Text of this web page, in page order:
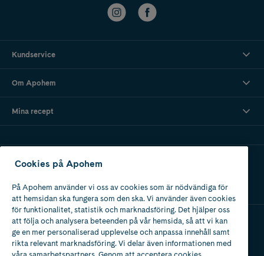
Kundservice
Om Apohem
Mina recept
Ladda ner vår app
Apotek med tillstånd
av Läkemedelsverket
Cookies på Apohem
På Apohem använder vi oss av cookies som är nödvändiga för
att hemsidan ska fungera som den ska. Vi använder även cookies
för funktionalitet, statistik och marknadsföring. Det hjälper oss
att följa och analysera beteenden på vår hemsida, så att vi kan
ge en mer personaliserad upplevelse och anpassa innehåll samt
rikta relevant marknadsföring. Vi delar även informationen med